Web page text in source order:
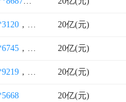
， 0902***332920亿(元)
， 1397***040220亿(元)
， 0718***8616，1897***6694
20亿(元)
20亿(元)